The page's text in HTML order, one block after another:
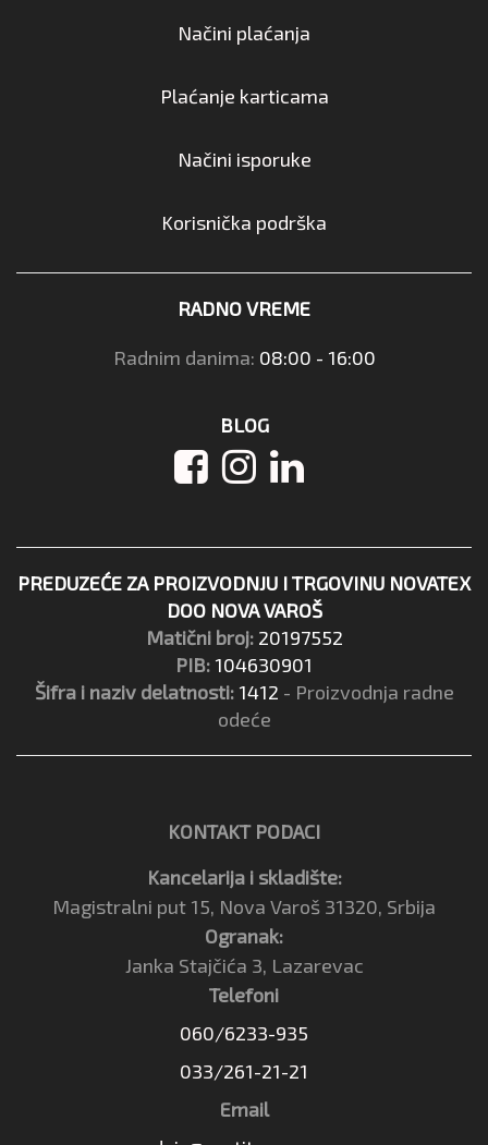
Načini plaćanja
Plaćanje karticama
Načini isporuke
Korisnička podrška
RADNO VREME
Radnim danima: 08:00 - 16:00
BLOG
PREDUZEĆE ZA PROIZVODNJU I TRGOVINU NOVATEX
DOO NOVA VAROŠ
Matični broj: 20197552
PIB: 104630901
Šifra i naziv delatnosti: 1412 - Proizvodnja radne
odeće
KONTAKT PODACI
Kancelarija i skladište:
Magistralni put 15, Nova Varoš 31320, Srbija
Ogranak:
Janka Stajčića 3, Lazarevac
Telefoni
060/6233-935
033/261-21-21
Email